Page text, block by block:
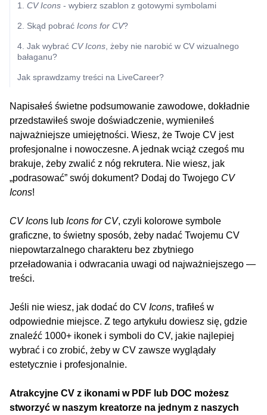
1. CV Icons - wybierz szablon z gotowymi symbolami
2. Skąd pobrać Icons for CV?
4. Jak wybrać CV Icons, żeby nie narobić w CV wizualnego
bałaganu?
Jak sprawdzamy treści na LiveCareer?
Napisałeś świetne podsumowanie zawodowe, dokładnie
przedstawiłeś swoje doświadczenie, wymieniłeś
najważniejsze umiejętności. Wiesz, że Twoje CV jest
profesjonalne i nowoczesne. A jednak wciąż czegoś mu
brakuje, żeby zwalić z nóg rekrutera. Nie wiesz, jak
„podrasować” swój dokument? Dodaj do Twojego CV
Icons!
CV Icons lub Icons for CV, czyli kolorowe symbole
graficzne, to świetny sposób, żeby nadać Twojemu CV
niepowtarzalnego charakteru bez zbytniego
przeładowania i odwracania uwagi od najważniejszego —
treści.
Jeśli nie wiesz, jak dodać do CV Icons, trafiłeś w
odpowiednie miejsce. Z tego artykułu dowiesz się, gdzie
znaleźć 1000+ ikonek i symboli do CV, jakie najlepiej
wybrać i co zrobić, żeby w CV zawsze wyglądały
estetycznie i profesjonalnie.
Atrakcyjne CV z ikonami w PDF lub DOC możesz
stworzyć w naszym kreatorze na jednym z naszych